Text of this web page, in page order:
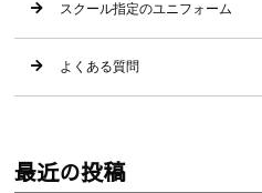
スクール指定のユニフォーム
よくある質問
最近の投稿